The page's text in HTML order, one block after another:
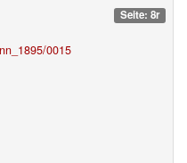
Seite: 8r
0015